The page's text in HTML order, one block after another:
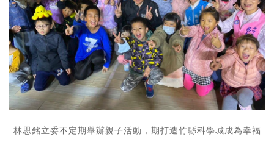
林思銘立委不定期舉辦親子活動，期打造竹縣科學城成為幸福